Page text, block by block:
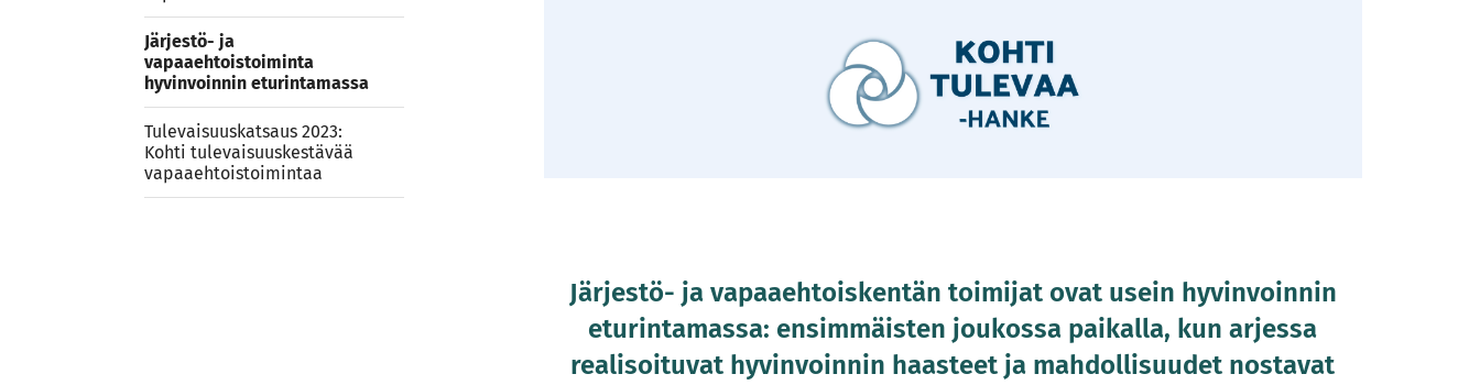
Järjestö- ja
vapaaehtoistoiminta
hyvinvoinnin eturintamassa
Tulevaisuuskatsaus 2023:
Kohti tulevaisuuskestävää
vapaaehtoistoimintaa
Järjestö- ja vapaaehtoiskentän toimijat ovat usein hyvinvoinnin
eturintamassa: ensimmäisten joukossa paikalla, kun arjessa
realisoituvat hyvinvoinnin haasteet ja mahdollisuudet nostavat